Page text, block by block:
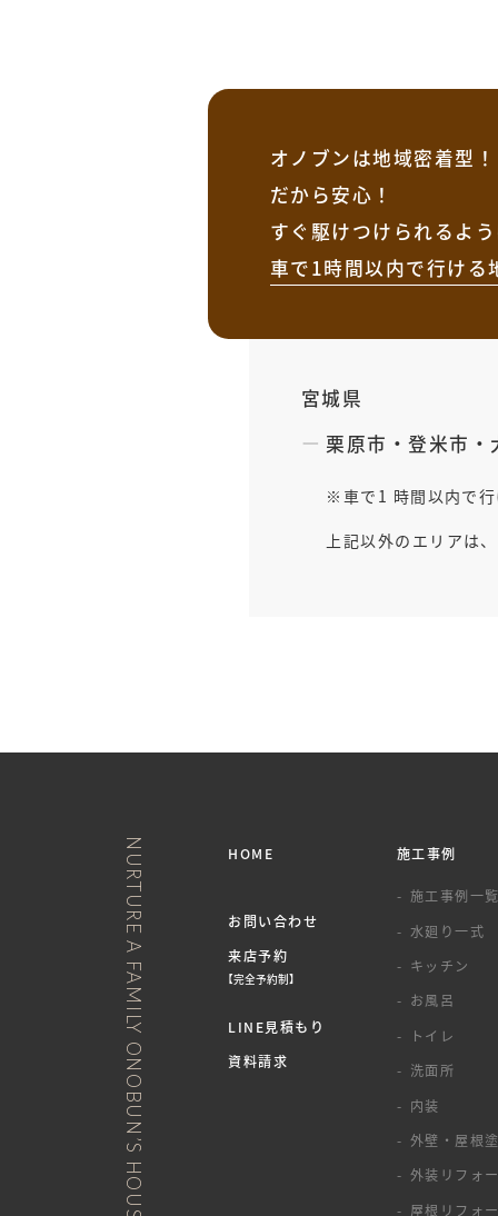
オノブンは地域密着型！
だから安心！
すぐ駆けつけられるよ
車で1時間以内で行ける
宮城県
栗原市 ・登米市 ・
車で1 時間以内で
上記以外のエリアは
NURTURE A FAMILY ONOBUN’S HOUSE HOME
お問い合わせ
来店予約
【完全予約制】
LINE見積もり
資料請求
施工事例
施工事例一覧
水廻り一式
キッチン
お風呂
トイレ
洗面所
内装
外壁・屋根
外装リフォ
屋根リフォ